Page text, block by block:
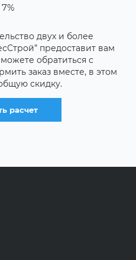
хорошие скидки при
этом не важно, один это
же, вы можете обратиться
по навесу, и мы